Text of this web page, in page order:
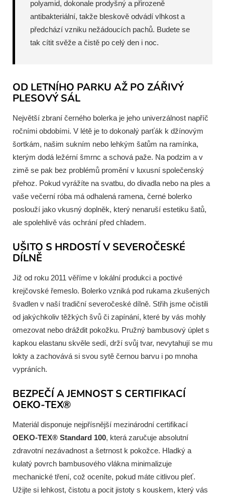
polyamid, dokonale prodyšný a přirozeně
antibakteriální, takže bleskově odvádí vlhkost a
předchází vzniku nežádoucích pachů. Budete se
tak cítit svěže a čistě po celý den i noc.
OD LETNÍHO PARKU AŽ PO ZÁŘIVÝ
PLESOVÝ SÁL
Největší zbraní černého bolerka je jeho univerzálnost napříč
ročními obdobími. V létě je to dokonalý parťák k džínovým
šortkám, našim sukním nebo lehkým šatům na ramínka,
kterým dodá ležérní šmrnc a schová paže. Na podzim a v
zimě se pak bez problémů promění v luxusní společenský
přehoz. Pokud vyrážíte na svatbu, do divadla nebo na ples a
vaše večerní róba má odhalená ramena, černé bolerko
poslouží jako vkusný doplněk, který nenaruší estetiku šatů,
ale spolehlivě vás ochrání před chladem.
UŠITO S HRDOSTÍ V SEVEROČESKÉ
DÍLNĚ
Již od roku 2011 věříme v lokální produkci a poctivé
krejčovské řemeslo. Bolerko vzniká pod rukama zkušených
švadlen v naší tradiční severočeské dílně. Střih jsme očistili
od jakýchkoliv těžkých švů či zapínání, které by vás mohly
omezovat nebo dráždit pokožku. Pružný bambusový úplet s
kapkou elastanu skvěle sedí, drží svůj tvar, nevytahují se mu
lokty a zachovává si svou sytě černou barvu i po mnoha
vypráních.
BEZPEČÍ A JEMNOST S CERTIFIKACÍ
OEKO-TEX®
Materiál disponuje nejpřísnější mezinárodní certifikací
OEKO-TEX® Standard 100, která zaručuje absolutní
zdravotní nezávadnost a šetrnost k pokožce. Hladký a
kulatý povrch bambusového vlákna minimalizuje
mechanické tření, což oceníte, pokud máte citlivou pleť.
Užijte si lehkost, čistotu a pocit jistoty s kouskem, který vás